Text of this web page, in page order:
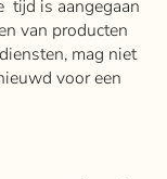
tijd is aangegaan
van producten
mag niet
voor een